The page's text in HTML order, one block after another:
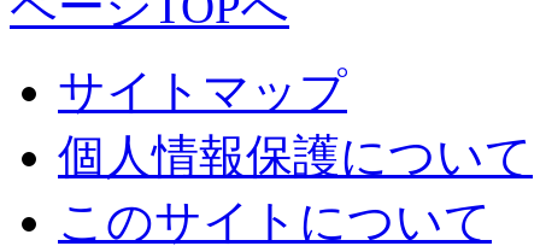
サイトマップ
個人情報保護について
このサイトについて